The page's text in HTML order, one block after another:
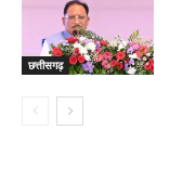
छत्तीसगढ़